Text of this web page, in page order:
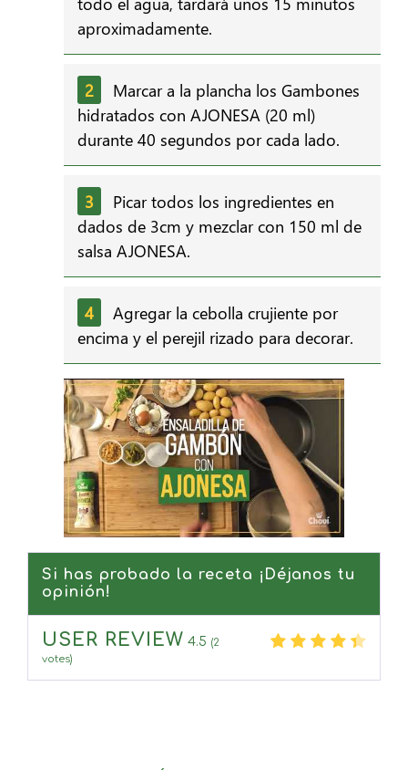
aproximadamente.
Marcar a la plancha los Gambones
hidratados con AJONESA (20 ml)
durante 40 segundos por cada lado.
Picar todos los ingredientes en
dados de 3cm y mezclar con 150 ml de
salsa AJONESA.
Agregar la cebolla crujiente por
encima y el perejil rizado para decorar.
Si has probado la receta ¡Déjanos tu
opinión!
USER REVIEW 4.5 (2
votes)